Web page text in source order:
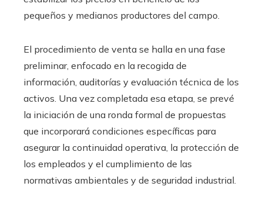
pequeños y medianos productores del campo.
El procedimiento de venta se halla en una fase
preliminar, enfocado en la recogida de
información, auditorías y evaluación técnica de los
activos. Una vez completada esa etapa, se prevé
la iniciación de una ronda formal de propuestas
que incorporará condiciones específicas para
asegurar la continuidad operativa, la protección de
los empleados y el cumplimiento de las
normativas ambientales y de seguridad industrial.